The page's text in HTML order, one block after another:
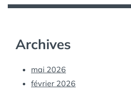
Archives
mai 2026
février 2026